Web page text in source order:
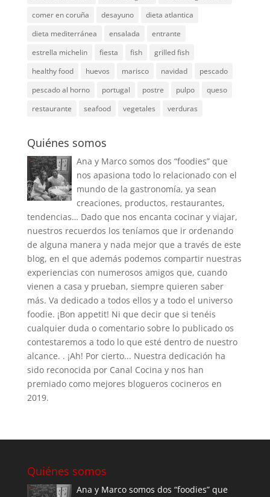
comer en coruña
desayuno
dieta atlantica
dieta mediterránea
ensalada
entrante
estrella michelin
fiesta fish
grilled fish
healthy food
huevos marisco navidad
pescado
pescado al horno
portugal postre pulpo
queso
restaurante
seafood vegetales verduras
Quiénes somos
Ana y Marco somos dos “foodies” que
nos apasiona todo lo relacionado con el
mundo de la gastronomía, ya sean
creaciones, productos, restaurantes,
tendencias… Dado que nos encanta cocinar y viajar,
nuestros recuerdos los teníamos que ir ordenando
de alguna manera y nada mejor que a través de este
blog, en el que además podemos compartir nuestras
experiencias con numerosos amigos que, cuando
vienen a casa y prueban, siempre quieren saber
más. Va dedicado a todos ellos y a todo el universo
foodie. ¡Bon appetit! Ni que decir que si tenéis
cualquier duda o comentario sobre lo publicado os
contestaremos a todo lo que esté dentro de nuestro
alcance. . ¡Ah! Por cierto... Nuestra dedicación ha
sido reconocida por Canal Cocina y nos han
premiado como mejores blogueros cocineros en
2019.
Quiénes somos
Ana y Marco somos dos “foodies” que